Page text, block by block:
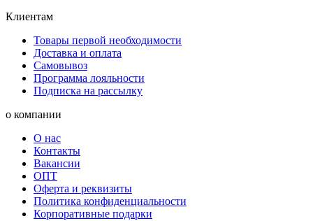
Клиентам
Товары первой необходимости
Доставка и оплата
Самовывоз
Программа лояльности
Подписка на рассылку
о компании
О нас
Контакты
Вакансии
ОПТ
Оферта и реквизиты
Политика конфиденциальности
Корпоративные подарки